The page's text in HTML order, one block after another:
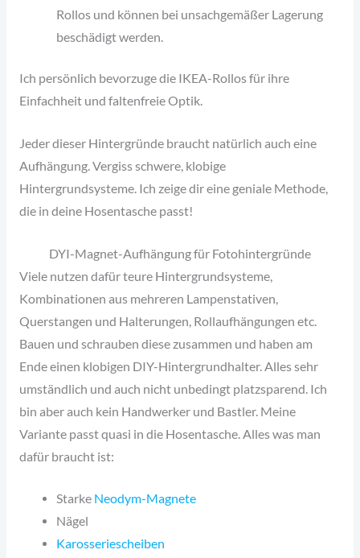
Rollos und können bei unsachgemäßer Lagerung
beschädigt werden.
Ich persönlich bevorzuge die IKEA-Rollos für ihre
Einfachheit und faltenfreie Optik.
Jeder dieser Hintergründe braucht natürlich auch eine
Aufhängung. Vergiss schwere, klobige
Hintergrundsysteme. Ich zeige dir eine geniale Methode,
die in deine Hosentasche passt!
DYI-Magnet-Aufhängung für Fotohintergründe
Viele nutzen dafür teure Hintergrundsysteme,
Kombinationen aus mehreren Lampenstativen,
Querstangen und Halterungen, Rollaufhängungen etc.
Bauen und schrauben diese zusammen und haben am
Ende einen klobigen DIY-Hintergrundhalter. Alles sehr
umständlich und auch nicht unbedingt platzsparend. Ich
bin aber auch kein Handwerker und Bastler. Meine
Variante passt quasi in die Hosentasche. Alles was man
dafür braucht ist:
Starke Neodym-Magnete
Nägel
Karosseriescheiben